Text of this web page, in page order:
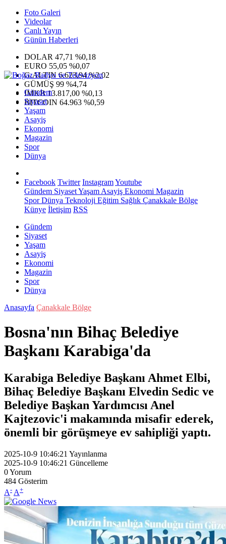
Foto Galeri
Videolar
Canlı Yayın
Günün Haberleri
DOLAR 47,71 %0,18
EURO 55,05 %0,07
G.ALTIN6.623,94 %2,02
GÜMÜŞ 99 %4,74
IMKB13.817,00 %0,13
BITCOIN 64.963 %0,59
Gündem
Siyaset
Yaşam
Asayiş
Ekonomi
Magazin
Spor
Dünya
Facebook Twitter InstagramYoutube
Gündem SiyasetYaşam Asayiş Ekonomi Magazin
SporDünya Teknoloji Eğitim Sağlık Çanakkale Bölge
Künye İletişim RSS
Gündem
Siyaset
Yaşam
Asayiş
Ekonomi
Magazin
Spor
Dünya
Anasayfa Çanakkale Bölge
Bosna'nın Bihaç Belediye
Başkanı Karabiga'da
Karabiga Belediye Başkanı Ahmet Elbi,
Bihaç Belediye Başkanı Elvedin Sedic ve
Belediye Başkan Yardımcısı Anel
Kajtezovic'i makamında misafir ederek,
önemli bir görüşmeye ev sahipliği yaptı.
2025-10-9 10:46:21 Yayınlanma
2025-10-9 10:46:21 Güncelleme
0Yorum
484 Gösterim
A- A+